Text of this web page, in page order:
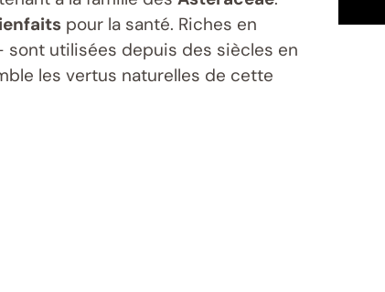
pour la santé. Riches en
utilisées depuis des siècles en
les vertus naturelles de cette